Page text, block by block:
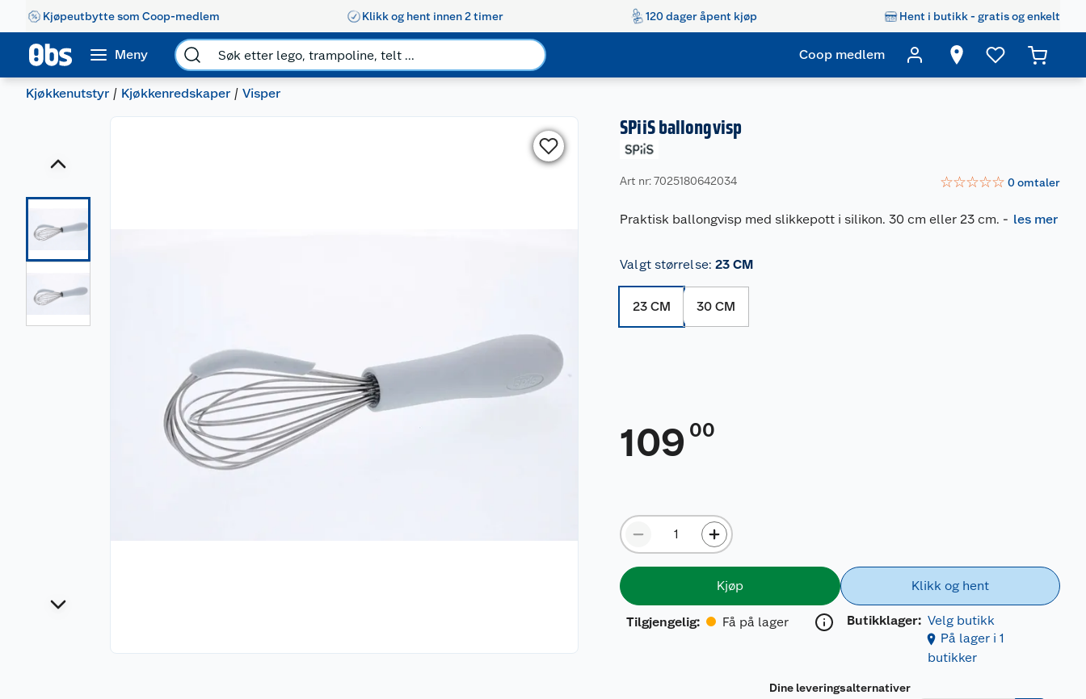
Kjøpeutbytte som Coop-medlem Klikk og hent innen 2 timer 120 dager åpent kjøp Hent i butikk - gratis og enkelt
Meny Coop medlem
Kjøkkenutstyr Kjøkkenredskaper Visper
SPiiS ballongvisp
Art nr: 7025180642034 ☆☆☆☆☆ 0omtaler
Praktisk ballongvisp med slikkepott i silikon. 30 cm eller 23 cm. - les mer
Valgt størrelse: 23 CM
23 CM 30 CM
109 00
Kjøp
Tilgjengelig: Få på lager
Klikk og hent
Butikklager: Velg butikk
På lager i 1
butikker
Dine leveringsalternativer